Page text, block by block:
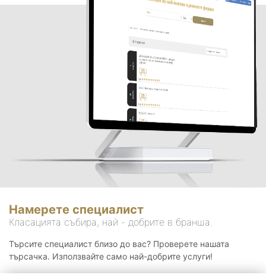
Намерете специалист
Класацията събира, най - добрите в бранша.
Търсите специалист близо до вас? Проверете нашата
търсачка. Използвайте само най-добрите услуги!